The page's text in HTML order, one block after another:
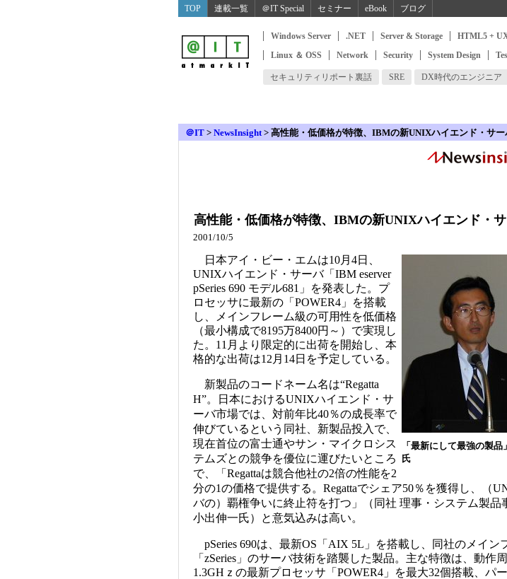
TOP 連載一覧 ＠IT Special セミナー eBook ブログ
Windows Server .NET Server & Storage HTML5 +
Linux ＆ OSS
Network Security System Design
セキュリティリポート裏話 SRE DX時代のエンジニア
＠IT > NewsInsight> 高性能・低価格が特徴、IBMの新UNIXハイエンド・サー
高性能・低価格が特徴、IBMの新UNIXハイエンド・
2001/10/5
「最新にして最強の製品
氏
日本アイ・ビー・エムは10月4日、
UNIXハイエンド・サーバ「IBM eserver
pSeries 690 モデル681」を発表した。プ
ロセッサに最新の「POWER4」を搭載
し、メインフレーム級の可用性を低価格
（最小構成で8195万8400円～）で実現し
た。11月より限定的に出荷を開始し、本
格的な出荷は12月14日を予定している。
新製品のコードネーム名は“Regatta
H”。日本におけるUNIXハイエンド・サ
ーバ市場では、対前年比40％の成長率で
伸びているという同社、新製品投入で、
現在首位の富士通やサン・マイクロシス
テムズとの競争を優位に運びたいところ
で、「Regattaは競合他社の2倍の性能を2
分の1の価格で提供する。Regattaでシェア50％を獲得し、（
バの）覇権争いに終止符を打つ」（同社 理事・システム製品
小出伸一氏）と意気込みは高い。
pSeries 690は、最新OS「AIX 5L」を搭載し、同社のメイン
「zSeries」のサーバ技術を踏襲した製品。主な特徴は、動作
1.3GHｚの最新プロセッサ「POWER4」を最大32個搭載、パ